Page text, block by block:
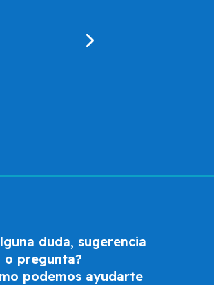
duda, sugerencia
o pregunta?
podemos ayudarte